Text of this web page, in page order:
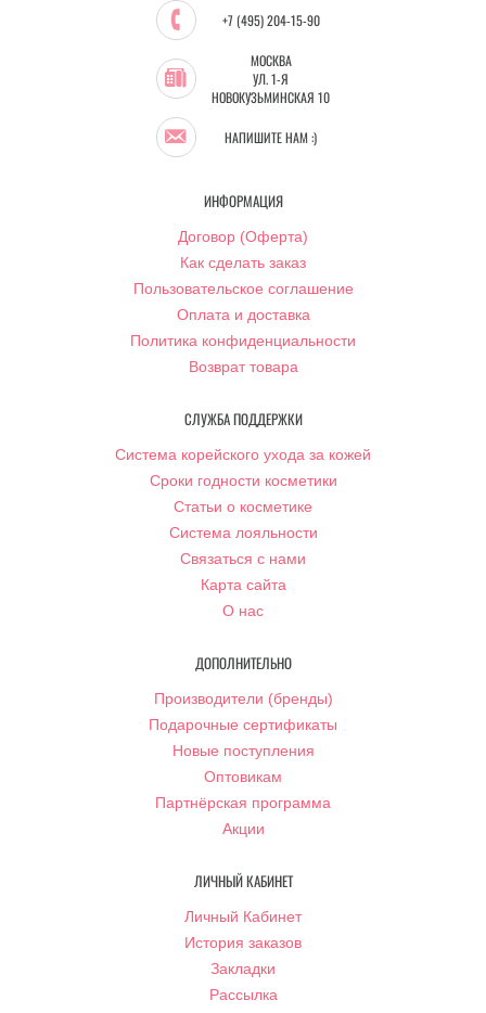
+7 (495) 204-15-90
МОСКВА
УЛ. 1-Я
НОВОКУЗЬМИНСКАЯ 10
НАПИШИТЕ НАМ :)
ИНФОРМАЦИЯ
Договор (Оферта)
Как сделать заказ
Пользовательское соглашение
Оплата и доставка
Политика конфиденциальности
Возврат товара
СЛУЖБА ПОДДЕРЖКИ
Система корейского ухода за кожей
Сроки годности косметики
Статьи о косметике
Система лояльности
Связаться с нами
Карта сайта
О нас
ДОПОЛНИТЕЛЬНО
Производители (бренды)
Подарочные сертификаты
Новые поступления
Оптовикам
Партнёрская программа
Акции
ЛИЧНЫЙ КАБИНЕТ
Личный Кабинет
История заказов
Закладки
Рассылка